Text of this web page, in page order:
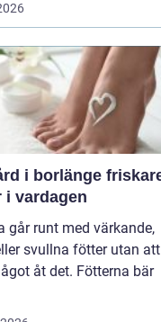
i borlänge friskare
i vardagen
går runt med värkande,
svullna fötter utan att
åt det. Fötterna bär